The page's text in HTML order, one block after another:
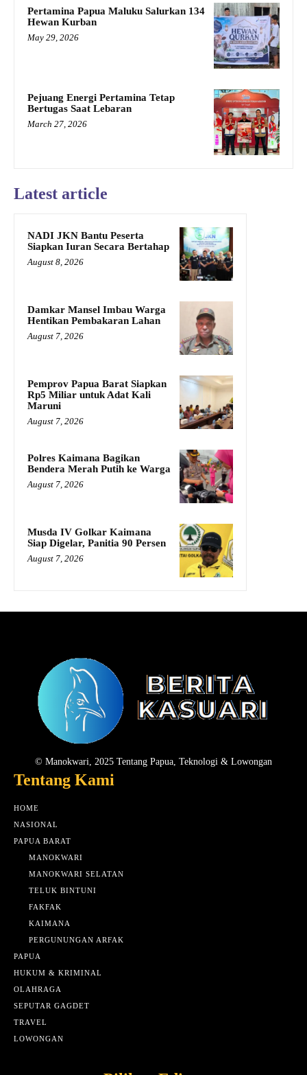
Pertamina Papua Maluku Salurkan 134
Hewan Kurban
May 29, 2026
Pejuang Energi Pertamina Tetap
Bertugas Saat Lebaran
March 27, 2026
Latest article
NADI JKN Bantu Peserta
Siapkan Iuran Secara Bertahap
August 8, 2026
Damkar Mansel Imbau Warga
Hentikan Pembakaran Lahan
August 7, 2026
Pemprov Papua Barat Siapkan
Rp5 Miliar untuk Adat Kali
Maruni
August 7, 2026
Polres Kaimana Bagikan
Bendera Merah Putih ke Warga
August 7, 2026
Musda IV Golkar Kaimana
Siap Digelar, Panitia 90 Persen
August 7, 2026
© Manokwari, 2025 Tentang Papua, Teknologi & Lowongan
Tentang Kami
HOME
NASIONAL
PAPUA BARAT
MANOKWARI
MANOKWARI SELATAN
TELUK BINTUNI
FAKFAK
KAIMANA
PERGUNUNGAN ARFAK
PAPUA
HUKUM & KRIMINAL
OLAHRAGA
SEPUTAR GAGDET
TRAVEL
LOWONGAN